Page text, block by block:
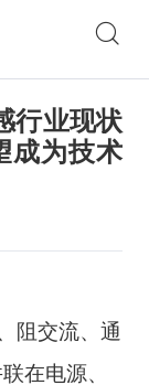
行业现状
成为技术
阻交流、通
在电源、